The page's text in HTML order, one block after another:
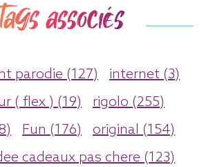
associés
parodie (127)
internet (3)
( flex ) (19)
rigolo (255)
Fun (176)
original (154)
cadeaux pas chere (123)